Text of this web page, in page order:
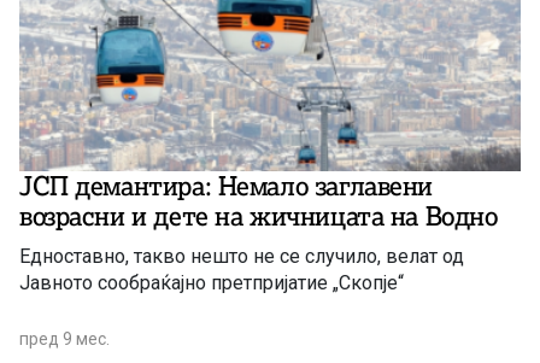
ЈСП демантира: Немало заглавени
возрасни и дете на жичницата на Водно
Едноставно, такво нешто не се случило, велат од
Јавното сообраќајно претпријатие „Скопје“
пред 9 мес.